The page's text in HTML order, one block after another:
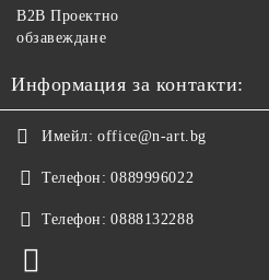
B2B Проектно
обзавеждане
Информация за контакти:
Имейл: office@n-art.bg
Телефон: 0889996022
Телефон: 0888132288